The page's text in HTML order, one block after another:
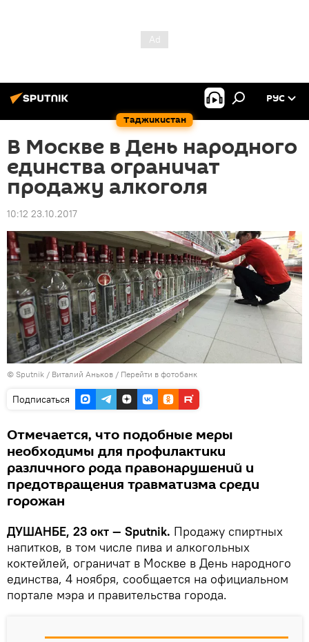
Таджикистан
РУС
В Москве в День народного
единства ограничат
продажу алкоголя
10:12 23.10.2017
© Sputnik / Виталий Аньков / Перейти в фотобанк
Подписаться
Отмечается, что подобные меры
необходимы для профилактики
различного рода правонарушений и
предотвращения травматизма среди
горожан
ДУШАНБЕ, 23 окт — Sputnik. Продажу спиртных
напитков, в том числе пива и алкогольных
коктейлей, ограничат в Москве в День народного
единства, 4 ноября, сообщается на официальном
портале мэра и правительства города.